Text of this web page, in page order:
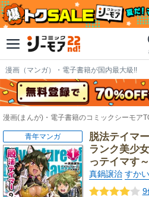
漫画（マンガ）・電子書籍が国内最大級!!
漫画(まんが)・電子書籍のコミックシーモア
脱法テイマ
ランク美少
っテイマす
真鍋譲治 すか
9
青年マンガ